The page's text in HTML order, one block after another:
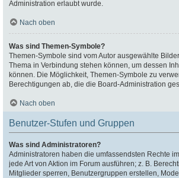
Administration erlaubt wurde.
Nach oben
Was sind Themen-Symbole?
Themen-Symbole sind vom Autor ausgewählte
Thema in Verbindung stehen können, um dessen
können. Die Möglichkeit, Themen-Symbole zu
Berechtigungen ab, die die Board-Administration
Nach oben
Benutzer-Stufen und Gruppen
Was sind Administratoren?
Administratoren haben die umfassendsten Rechte
jede Art von Aktion im Forum ausführen; z. B.
Mitglieder sperren, Benutzergruppen erstellen,